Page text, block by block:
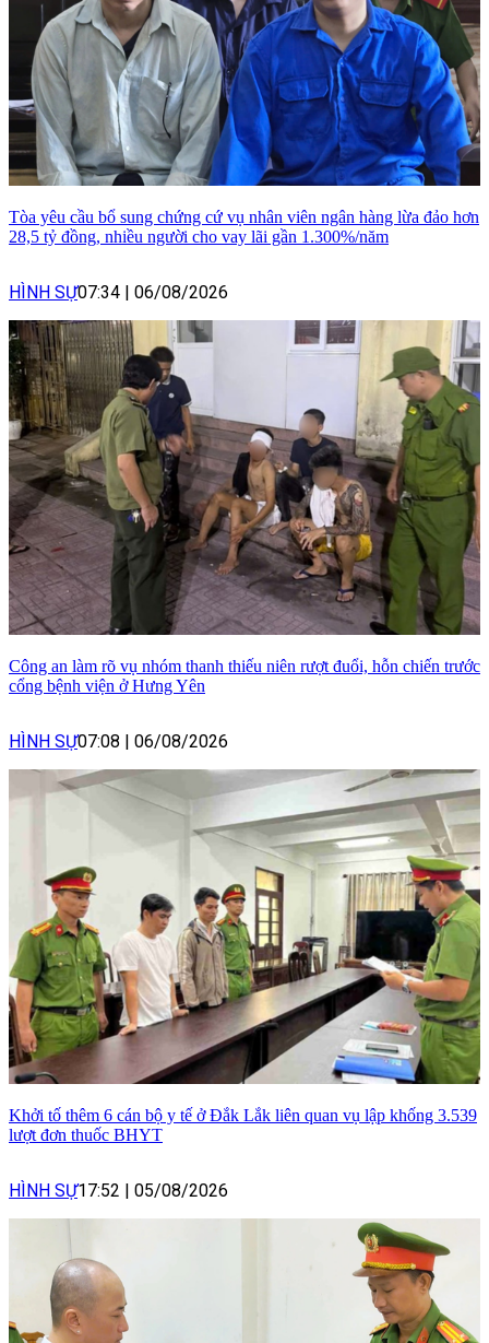
Tòa yêu cầu bổ sung chứng cứ vụ nhân viên ngân hàng lừa đảo hơn
28,5 tỷ đồng, nhiều người cho vay lãi gần 1.300%/năm
HÌNH SỰ07:34 06/08/2026
Công an làm rõ vụ nhóm thanh thiếu niên rượt đuổi, hỗn chiến trước
cổng bệnh viện ở Hưng Yên
HÌNH SỰ07:08 06/08/2026
Khởi tố thêm 6 cán bộ y tế ở Đắk Lắk liên quan vụ lập khống 3.539
lượt đơn thuốc BHYT
HÌNH SỰ17:52 05/08/2026